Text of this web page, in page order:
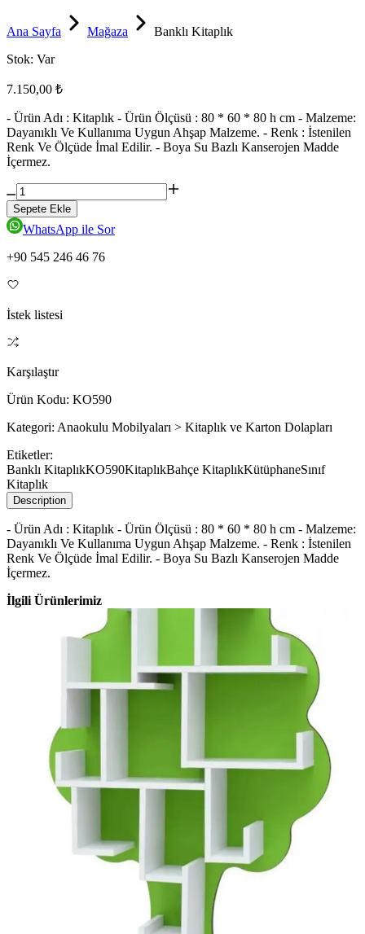
Ana Sayfa Mağaza
Banklı Kitaplık
Stok: Var
7.150,00 ₺
- Ürün Adı : Kitaplık - Ürün Ölçüsü : 80 * 60 * 80 h cm - Malzeme:
Dayanıklı Ve Kullanıma Uygun Ahşap Malzeme. - Renk : İstenilen
Renk Ve Ölçüde İmal Edilir. - Boya Su Bazlı Kanserojen Madde
İçermez.
Sepete Ekle
WhatsApp ile Sor
+90 545 246 46 76
İstek listesi
Karşılaştır
Ürün Kodu: KO590
Kategori: Anaokulu Mobilyaları > Kitaplık ve Karton Dolapları
Etiketler:
Banklı KitaplıkKO590KitaplıkBahçe KitaplıkKütüphaneSınıf
Kitaplık
Description
- Ürün Adı : Kitaplık - Ürün Ölçüsü : 80 * 60 * 80 h cm - Malzeme:
Dayanıklı Ve Kullanıma Uygun Ahşap Malzeme. - Renk : İstenilen
Renk Ve Ölçüde İmal Edilir. - Boya Su Bazlı Kanserojen Madde
İçermez.
İlgili Ürünlerimiz